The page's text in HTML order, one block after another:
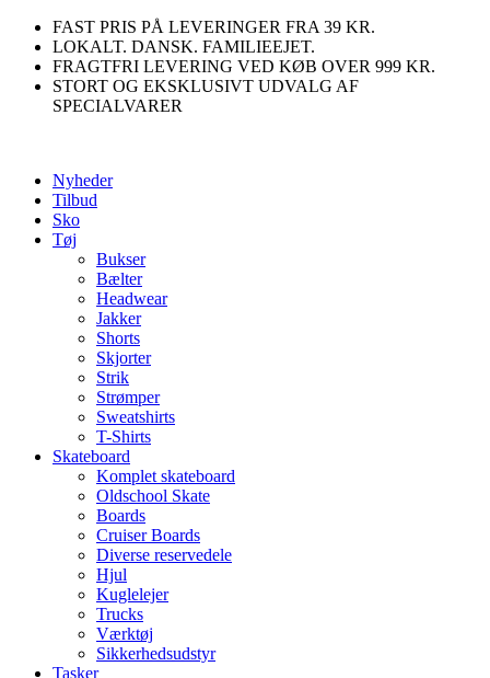
Videre
indhold
FAST PRIS PÅ LEVERINGER FRA 39 KR.
LOKALT. DANSK. FAMILIEEJET.
FRAGTFRI LEVERING VED KØB OVER 999 KR.
STORT OG EKSKLUSIVT UDVALG AF
SPECIALVARER
Nyheder
Tilbud
Sko
Tøj
Bukser
Bælter
Headwear
Jakker
Shorts
Skjorter
Strik
Strømper
Sweatshirts
T-Shirts
Skateboard
Komplet skateboard
Oldschool Skate
Boards
Cruiser Boards
Diverse reservedele
Hjul
Kuglelejer
Trucks
Værktøj
Sikkerhedsudstyr
Tasker